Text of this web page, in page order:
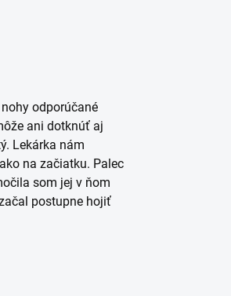
odporúčané
ani dotknúť aj
Lekárka nám
na začiatku. Palec
som jej v ňom
postupne hojiť